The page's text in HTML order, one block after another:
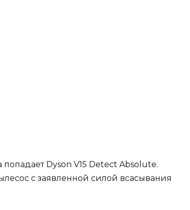
Dyson V15 Detect Absolute.
с заявленной силой всасывания